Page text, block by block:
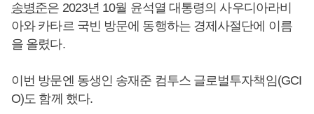
송병준은 2023년 10월 윤석열 대통령의 사우디아라비
아와 카타르 국빈 방문에 동행하는 경제사절단에 이름
을 올렸다.
이번 방문엔 동생인 송재준 컴투스 글로벌투자책임(GCI
O)도 함께 했다.